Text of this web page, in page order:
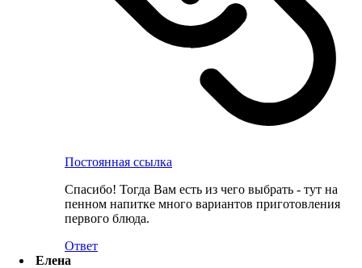
Постоянная ссылка
Спасибо! Тогда Вам есть из чего выбрать - тут на
пенном напитке много вариантов приготовления
первого блюда.
Ответ
Елена